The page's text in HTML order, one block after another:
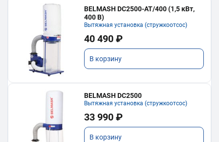
BELMASH DC2500-AT/400 (1,5 кВт,
400 В)
Вытяжная установка (стружкоотсос)
40 490 ₽
В корзину
BELMASH DC2500
Вытяжная установка (стружкоотсос)
33 990 ₽
В корзину